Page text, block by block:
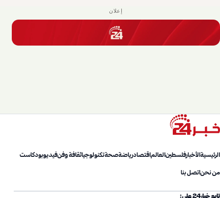
إعلان
الرئيسيةالأخبارفلسطينالعالماقتصادرياضةصحةتكنولوجياثقافة وفنفيديوبودكاست
من نحناتصل بنا